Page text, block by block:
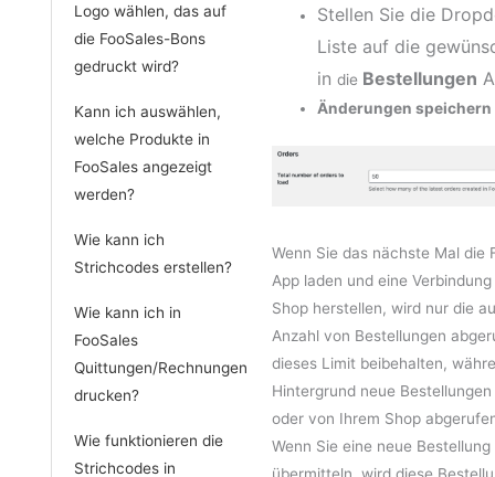
Logo wählen, das auf
die FooSales-Bons
gedruckt wird?
Kann ich auswählen,
welche Produkte in
FooSales angezeigt
werden?
Wie kann ich
Strichcodes erstellen?
Wie kann ich in
FooSales
Quittungen/Rechnungen
drucken?
Wie funktionieren die
Strichcodes in
Stellen Sie die
Liste auf die
indie Bestellungen
Änderungen speichern
Wenn Sie das nächste Mal die
App laden und eine
Shop herstellen, wird nur die
Anzahl von Bestellungen
dieses Limit beibehalten,
Hintergrund neue
oder von Ihrem Shop
Wenn Sie eine neue Bestellung